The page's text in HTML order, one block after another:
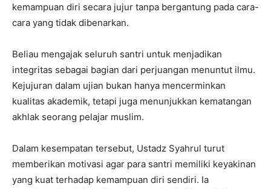
kemampuan diri secara jujur tanpa bergantung pada cara-
cara yang tidak dibenarkan.
Beliau mengajak seluruh santri untuk menjadikan
integritas sebagai bagian dari perjuangan menuntut ilmu.
Kejujuran dalam ujian bukan hanya mencerminkan
kualitas akademik, tetapi juga menunjukkan kematangan
akhlak seorang pelajar muslim.
Dalam kesempatan tersebut, Ustadz Syahrul turut
memberikan motivasi agar para santri memiliki keyakinan
yang kuat terhadap kemampuan diri sendiri. Ia